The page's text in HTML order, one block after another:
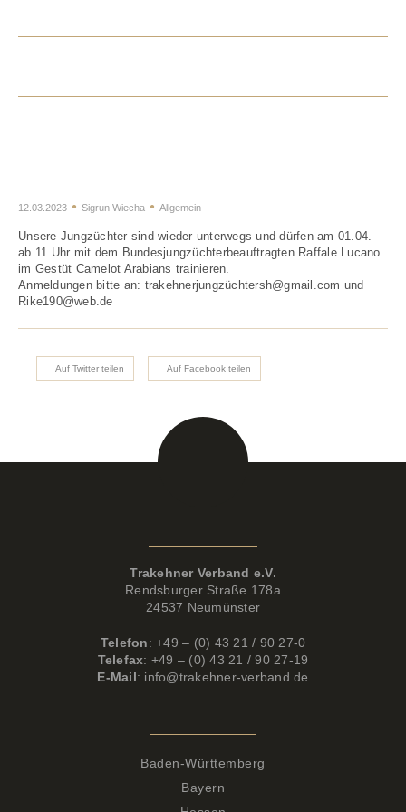
12.03.2023 Sigrun Wiecha Allgemein
Unsere Jungzüchter sind wieder unterwegs und dürfen am 01.04.
ab 11 Uhr mit dem Bundesjungzüchterbeauftragten Raffale Lucano
im Gestüt Camelot Arabians trainieren.
Anmeldungen bitte an: trakehnerjungzüchtersh@gmail.com und
Rike190@web.de
Auf Twitter teilen Auf Facebook teilen
Trakehner Verband e.V.
Rendsburger Straße 178a
24537 Neumünster
Telefon: +49 – (0) 43 21 / 90 27-0
Telefax: +49 – (0) 43 21 / 90 27-19
E-Mail: info@trakehner-verband.de
Baden-Württemberg
Bayern